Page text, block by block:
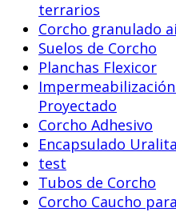
terrarios
Corcho granulado
Suelos de Corcho
Planchas Flexicor
Proyectado
Corcho Adhesivo
Encapsulado Uralita
test
Tubos de Corcho
Corcho Caucho